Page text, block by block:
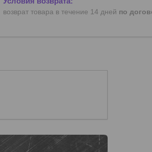
возврат товара в течение 14 дней по